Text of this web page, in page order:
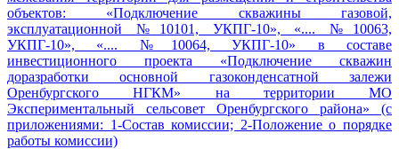
объектов: «Подключение скважины газовой,
эксплуатационной №10101, УКПГ-10», «.... №10063,
УКПГ-10», «.... №10064, УКПГ-10» в составе
инвестиционного проекта «Подключение скважин
доразработки основной газоконденсатной залежи
Оренбургского НГКМ» на территории МО
Экспериментальный сельсовет Оренбургского района» (с
приложениями: 1-Состав комиссии; 2-Положение о порядке
работы комиссии)